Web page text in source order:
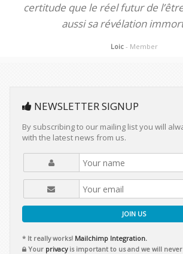
certitude que le réel futur de
aussi sa révélation
Loic - Member
NEWSLETTER SIGNUP
By subscribing to our mailing list you will
with the latest news from us.
JOIN US
* It really works! Mailchimp Integration.
Your privacyis important to us and we will